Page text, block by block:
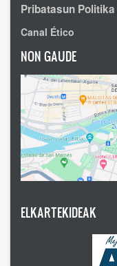
Pribatasun
Canal Ético
NON GAUDE
ELKARTEKIDEAK